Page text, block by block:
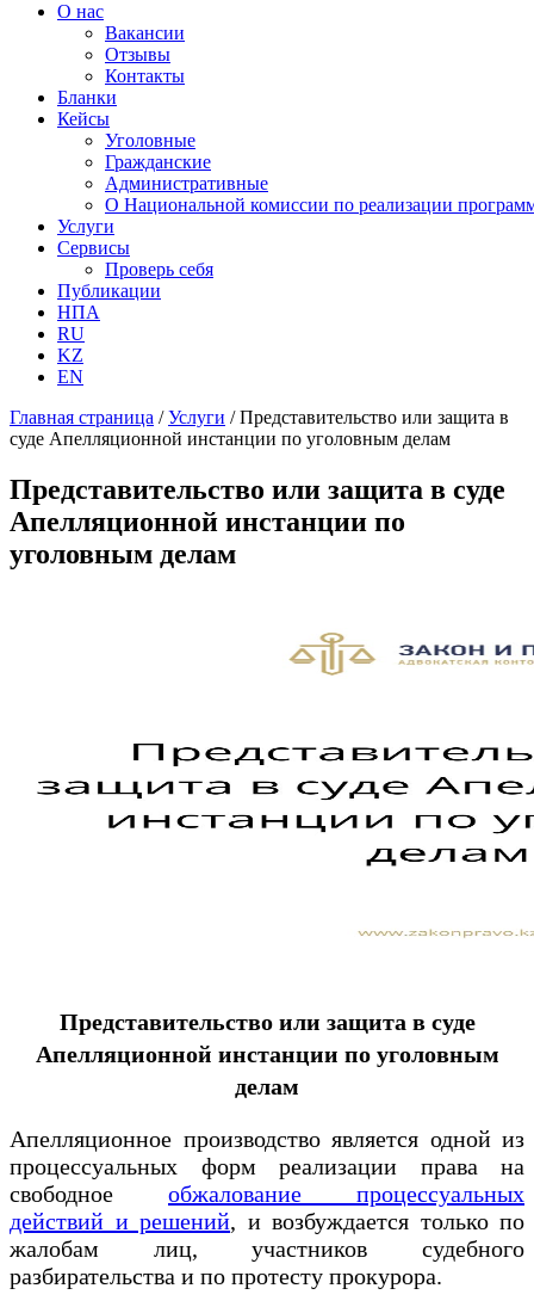
О нас
Вакансии
Отзывы
Контакты
Бланки
Кейсы
Уголовные
Гражданские
Административные
О Национальной комиссии по реализации
Услуги
Сервисы
Проверь себя
Публикации
НПА
RU
KZ
EN
Главная страница /Услуги /Представительство или защита в
суде Апелляционной инстанции по уголовным делам
Представительство или защита в суде
Апелляционной инстанции по
уголовным делам
Представительство или защита в суде
Апелляционной инстанции по уголовным
делам
Апелляционное производство является одной из
процессуальных форм реализации права на
свободное обжалование процессуальных
действий и решений, и возбуждается только по
жалобам лиц, участников судебного
разбирательства и по протесту прокурора.